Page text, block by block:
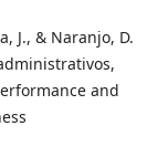
J., & Naranjo, D.
and